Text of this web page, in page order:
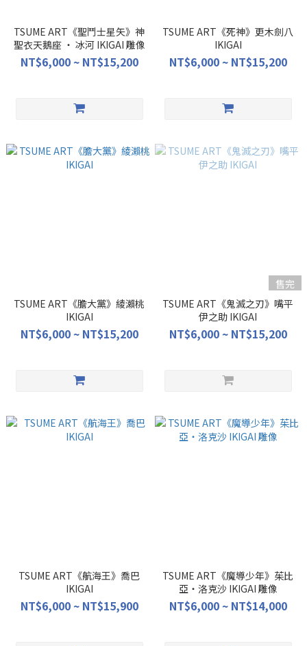
TSUME ART《聖鬥士星矢》神
聖衣天鵝座 ‧ 冰河 IKIGAI 雕像
NT$6,000 ~ NT$15,200
TSUME ART《死神》更木劍八
IKIGAI
NT$6,000 ~ NT$15,200
TSUME ART《膽大黨》綾瀨桃
IKIGAI
NT$6,000 ~ NT$15,200
售完
TSUME ART《鬼滅之刃》嘴平
伊之助 IKIGAI
NT$6,000 ~ NT$15,200
TSUME ART《航海王》喬巴
IKIGAI
NT$6,000 ~ NT$15,900
TSUME ART《魔導少年》茱比
亞・洛克沙 IKIGAI 雕像
NT$6,000 ~ NT$14,000